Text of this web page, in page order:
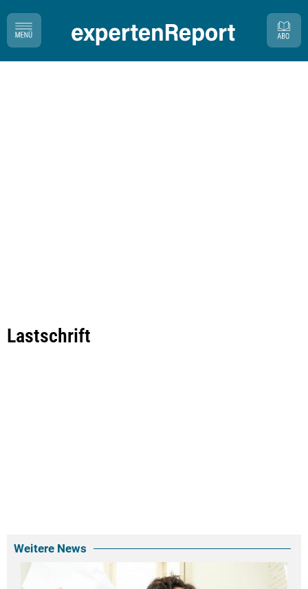
Lastschrift
Weitere News